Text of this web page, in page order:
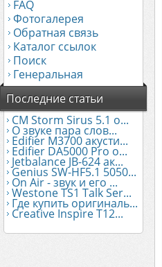
FAQ
Фотогалерея
Обратная связь
Каталог ссылок
Поиск
Генеральная
Последние статьи
CM Storm Sirus 5.1 о...
О звуке пара слов...
Edifier М3700 акусти...
Edifier DA5000 Pro о...
Jetbalance JB-624 ак...
Genius SW-HF5.1 5050...
On Air - звук и его ...
Westone TS1 Talk Ser...
Где купить оригиналь...
Creative Inspire T12...